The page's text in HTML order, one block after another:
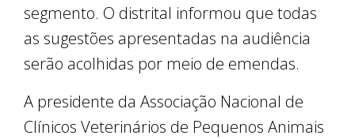
segmento. O distrital informou que todas
as sugestões apresentadas na audiência
serão acolhidas por meio de emendas.
A presidente da Associação Nacional de
Clínicos Veterinários de Pequenos Animais